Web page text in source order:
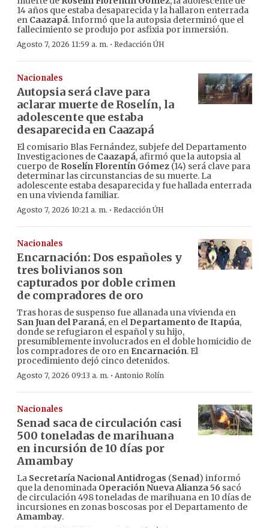
14 años que estaba desaparecida y la hallaron enterrada
en Caazapá. Informó que la autopsia determinó que el
fallecimiento se produjo por asfixia por inmersión.
Agosto 7, 2026 11:59 a. m. · Redacción ÚH
Nacionales
Autopsia será clave para
aclarar muerte de Roselín, la
adolescente que estaba
desaparecida en Caazapá
El comisario Blas Fernández, subjefe del Departamento
Investigaciones de Caazapá, afirmó que la autopsia al
cuerpo de Roselín Florentín Gómez (14) será clave para
determinar las circunstancias de su muerte. La
adolescente estaba desaparecida y fue hallada enterrada
en una vivienda familiar.
Agosto 7, 2026 10:21 a. m. · Redacción ÚH
Nacionales
Encarnación: Dos españoles y
tres bolivianos son
capturados por doble crimen
de compradores de oro
Tras horas de suspenso fue allanada una vivienda en
San Juan del Paraná, en el Departamento de Itapúa,
donde se refugiaron el español y su hijo,
presumiblemente involucrados en el doble homicidio de
los compradores de oro en Encarnación. El
procedimiento dejó cinco detenidos.
Agosto 7, 2026 09:13 a. m. · Antonio Rolín
Nacionales
Senad saca de circulación casi
500 toneladas de marihuana
en incursión de 10 días por
Amambay
La Secretaría Nacional Antidrogas (Senad) informó
que la denominada Operación Nueva Alianza 56 sacó
de circulación 498 toneladas de marihuana en 10 días de
incursiones en zonas boscosas por el Departamento de
Amambay.